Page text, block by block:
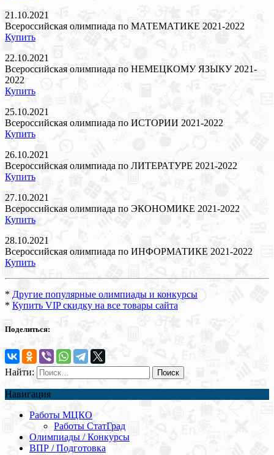
21.10.2021
Всероссийская олимпиада по МАТЕМАТИКЕ 2021-2022
Купить
22.10.2021
Всероссийская олимпиада по НЕМЕЦКОМУ ЯЗЫКУ 2021-
2022
Купить
25.10.2021
Всероссийская олимпиада по ИСТОРИИ 2021-2022
Купить
26.10.2021
Всероссийская олимпиада по ЛИТЕРАТУРЕ 2021-2022
Купить
27.10.2021
Всероссийская олимпиада по ЭКОНОМИКЕ 2021-2022
Купить
28.10.2021
Всероссийская олимпиада по ИНФОРМАТИКЕ 2021-2022
Купить
* Другие популярные олимпиады и конкурсы
* Купить VIP скидку на все товары сайта
Поделиться:
Найти:
Навигация
Работы МЦКО
Работы СтатГрад
Олимпиады / Конкурсы
ВПР / Подготовка